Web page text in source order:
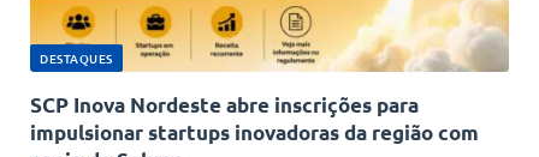
DESTAQUES
SCP Inova Nordeste abre inscrições para
impulsionar startups inovadoras da região com